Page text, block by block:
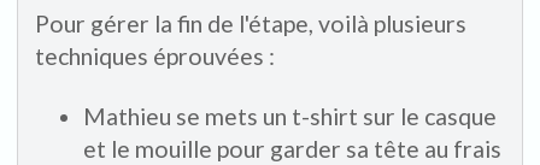
Pour gérer la fin de l'étape, voilà plusieurs
techniques éprouvées :
Mathieu se mets un t-shirt sur le casque
et le mouille pour garder sa tête au frais